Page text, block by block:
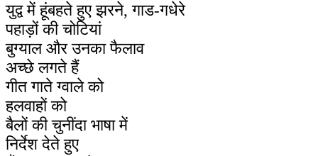
युद्व में हूंबहते हुए झरने, गाड-गधेरे
पहाड़ों की चोटियां
बुग्याल और उनका फैलाव
अच्छे लगते हैं
गीत गाते ग्वाले को
हलवाहों को
बैलों की चुनींदा भाषा में
निर्देश देते हुए